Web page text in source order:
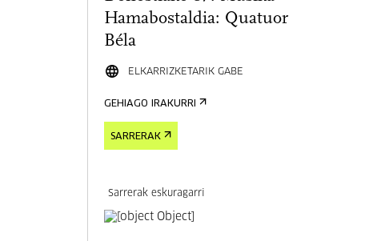
Hamabostaldia: Quatuor
Béla
ELKARRIZKETARIK GABE
GEHIAGO IRAKURRI
SARRERAK
Sarrerak eskuragarri